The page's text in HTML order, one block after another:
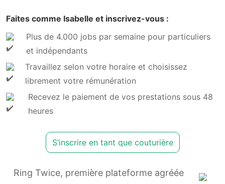
Faites comme Isabelle et inscrivez-vous :
Plus de 4.000 jobs par semaine pour particuliers
et indépendants
Travaillez selon votre horaire et choisissez
librement votre rémunération
Recevez le paiement de vos prestations sous 48
heures
S’inscrire en tant que couturière
Ring Twice, première plateforme agréée